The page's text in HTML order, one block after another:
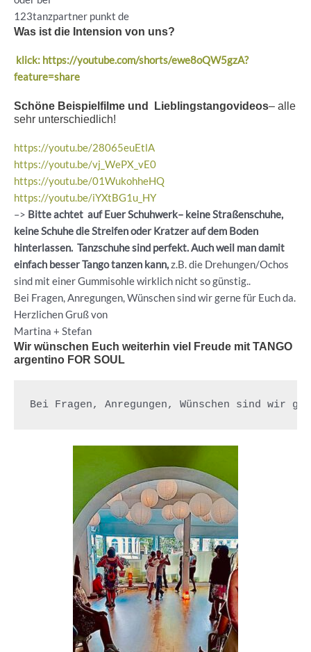
123tanzpartner punkt de
Was ist die Intension von uns?
klick: https://youtube.com/shorts/ewe8oQW5gzA?
feature=share
Schöne Beispielfilme und Lieblingstangovideos– alle
sehr unterschiedlich!
https://youtu.be/28065euEtlA
https://youtu.be/vj_WePX_vE0
https://youtu.be/01WukohheHQ
https://youtu.be/iYXtBG1u_HY
–> Bitte achtet auf Euer Schuhwerk– keine Straßenschuhe,
keine Schuhe die Streifen oder Kratzer auf dem Boden
hinterlassen. Tanzschuhe sind perfekt. Auch weil man damit
einfach besser Tango tanzen kann,z.B. die Drehungen/Ochos
sind mit einer Gummisohle wirklich nicht so günstig..
Bei Fragen, Anregungen, Wünschen sind wir gerne für Euch da.
Herzlichen Gruß von
Martina + Stefan
Wir wünschen Euch weiterhin viel Freude mit TANGO
argentino FOR SOUL
Bei Fragen, Anregungen, Wünschen sind wir